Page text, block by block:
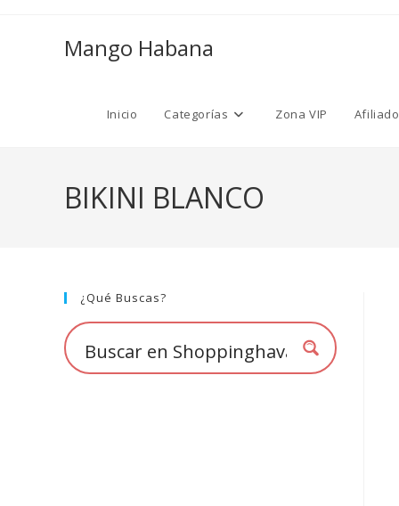
Mango Habana
Inicio Categorías Zona VIP
BIKINI BLANCO
¿Qué Buscas?